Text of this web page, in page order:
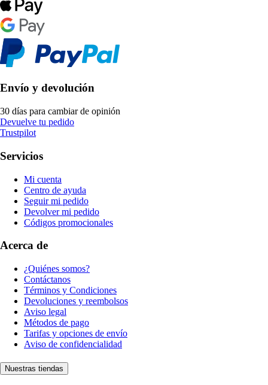
Envío y devolución
30 días para cambiar de opinión
Devuelve tu pedido
Trustpilot
Servicios
Mi cuenta
Centro de ayuda
Seguir mi pedido
Devolver mi pedido
Códigos promocionales
Acerca de
¿Quiénes somos?
Contáctanos
Términos y Condiciones
Devoluciones y reembolsos
Aviso legal
Métodos de pago
Tarifas y opciones de envío
Aviso de confidencialidad
Nuestras tiendas